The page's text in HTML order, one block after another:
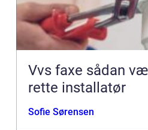
Vvs faxe sådan vælger du den
rette installatør
Sofie Sørensen